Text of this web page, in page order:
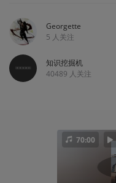
Georgette
5 人关注
知识挖掘机
40489 人关注
70:00